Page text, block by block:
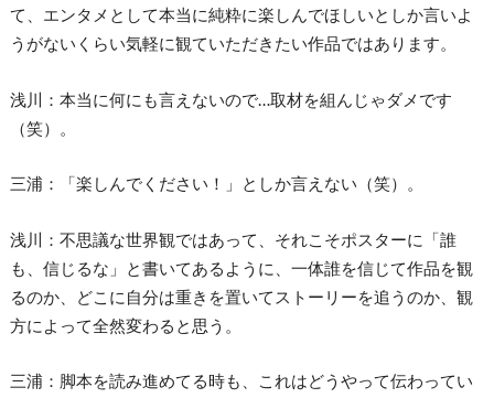
て、エンタメとして本当に純粋に楽しんでほしいとしか言いよ
うがないくらい気軽に観ていただきたい作品ではあります。
浅川：本当に何にも言えないので…取材を組んじゃダメです
（笑）。
三浦：「楽しんでください！」としか言えない（笑）。
浅川：不思議な世界観ではあって、それこそポスターに「誰
も、信じるな」と書いてあるように、一体誰を信じて作品を観
るのか、どこに自分は重きを置いてストーリーを追うのか、観
方によって全然変わると思う。
三浦：脚本を読み進めてる時も、これはどうやって伝わってい